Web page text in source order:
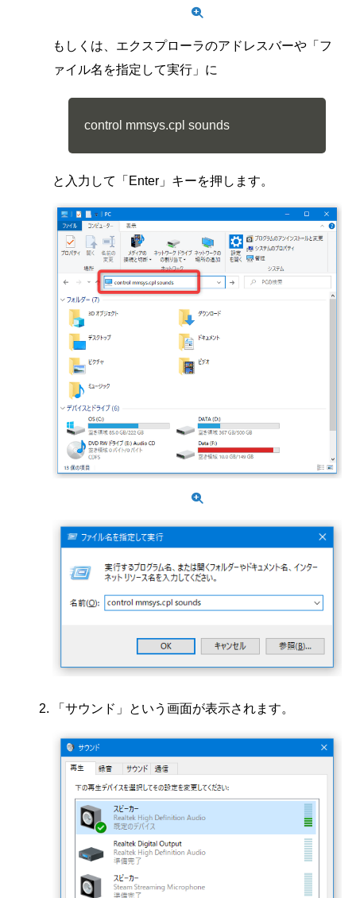
もしくは、エクスプローラのアドレスバーや「フ
ァイル名を指定して実行」に
control mmsys.cpl sounds
と入力して「Enter」キーを押します。
「サウンド」という画面が表示されます。